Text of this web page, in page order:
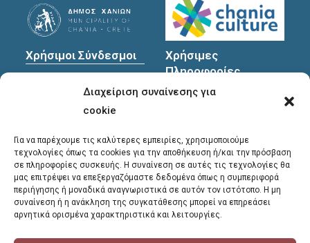
Διαχείριση συναίνεσης για
cookie
Για να παρέχουμε τις καλύτερες εμπειρίες, χρησιμοποιούμε
τεχνολογίες όπως τα cookies για την αποθήκευση ή/και την πρόσβαση
σε πληροφορίες συσκευής. Η συναίνεση σε αυτές τις τεχνολογίες θα
μας επιτρέψει να επεξεργαζόμαστε δεδομένα όπως η συμπεριφορά
περιήγησης ή μοναδικά αναγνωριστικά σε αυτόν τον ιστότοπο. Η μη
συναίνεση ή η ανάκληση της συγκατάθεσης μπορεί να επηρεάσει
αρνητικά ορισμένα χαρακτηριστικά και λειτουργίες.
Χρήσιμοι Σύνδεσμοι
Προσωπικών
Χρήσιμες
Πληροφορίες
Διεύθυνση
Χανιά, 731 35
Τηλέφωνα
επικοινωνίας:
28213 41661
28213